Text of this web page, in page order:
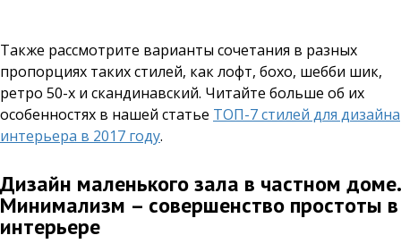
Также рассмотрите варианты сочетания в разных
пропорциях таких стилей, как лофт, бохо, шебби шик,
ретро 50-х и скандинавский. Читайте больше об их
особенностях в нашей статье ТОП-7 стилей для дизайна
интерьера в 2017 году.
Дизайн маленького зала в частном доме.
Минимализм – совершенство простоты в
интерьере